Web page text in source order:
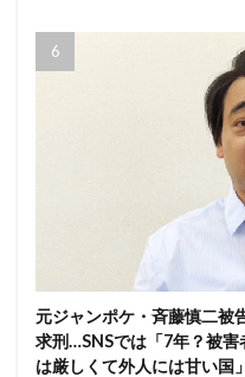
元ジャンポケ・斉藤慎二被
求刑…SNSでは「7年？被
は厳しくて外人には甘い国」